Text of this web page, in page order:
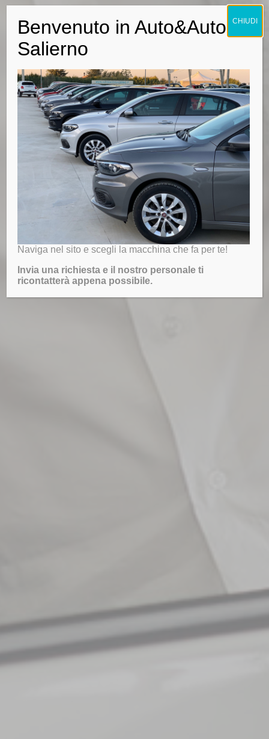
Benvenuto in Auto&Auto
Salierno
Naviga nel sito e scegli la macchina che fa per te!
Invia una richiesta e il nostro personale ti
ricontatterà appena possibile.
CHIUDI